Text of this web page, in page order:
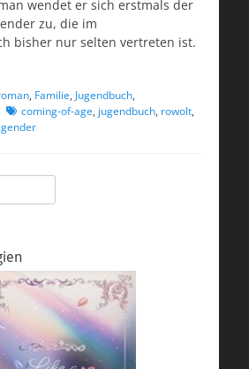
wendet er sich erstmals der
zu, die im
bisher nur selten vertreten ist.
, Familie, Jugendbuch,
Schlagworte
coming-of-age, jugendbuch, rowolt,